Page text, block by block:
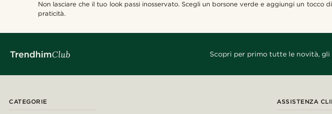
Non lasciare che il tuo look passi inosservato. Scegli un borsone verde e aggiungi un
praticità.
Scopri per primo tutte le novità,
CATEGORIE ASSISTENZA